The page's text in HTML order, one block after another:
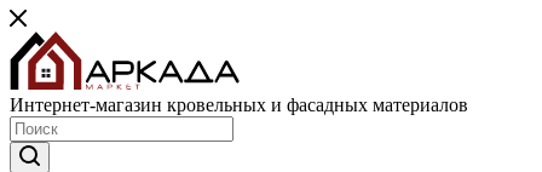
Интернет-магазин кровельных и фасадных материалов